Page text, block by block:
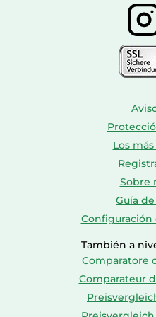
Los
Sobre
Guía
Configuración
También a
Comparatore
Comparateur